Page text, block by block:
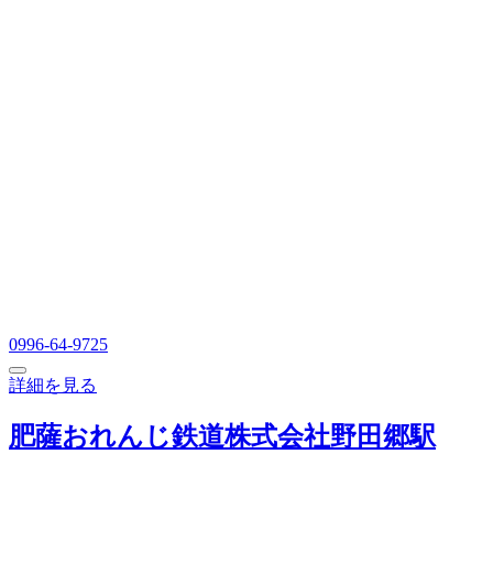
0996-64-9725
詳細を見る
肥薩おれんじ鉄道株式会社野田郷駅